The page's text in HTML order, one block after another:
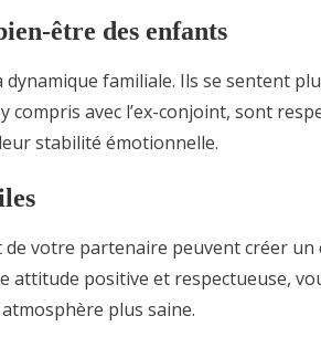
être des enfants
familiale. Ils se sentent
compris avec l’ex-conjoint, sont
stabilité émotionnelle.
de votre partenaire peuvent créer
attitude positive et respectueuse,
plus saine.